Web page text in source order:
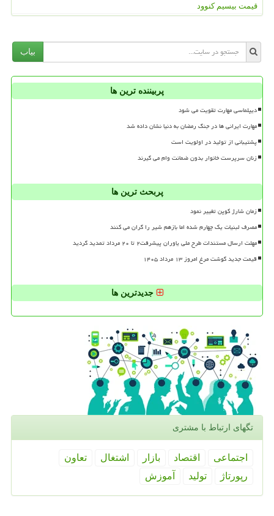
قیمت بیسیم کنوود
بیاب
پربیننده ترین ها
دیپلماسی مهارت تقویت می شود
مهارت ایرانی ها در جنگ رمضان به دنیا نشان داده شد
پشتیبانی از تولید در اولویت است
زنان سرپرست خانوار بدون ضمانت وام می گیرند
پربحث ترین ها
زمان شارژ کوپن تغییر نمود
مصرف لبنیات یک چهارم شده اما بازهم شیر را گران می کنند
مهلت ارسال مستندات طرح ملی یاوران پیشرفت۲ تا ۲۰ مرداد تمدید گردید
قیمت جدید گوشت مرغ امروز ۱۳ مرداد ۱۴۰۵
جدیدترین ها
تگهای ارتباط با مشتری
اجتماعی اقتصاد بازار اشتغال
تعاون
رپورتاژ
تولید آموزش